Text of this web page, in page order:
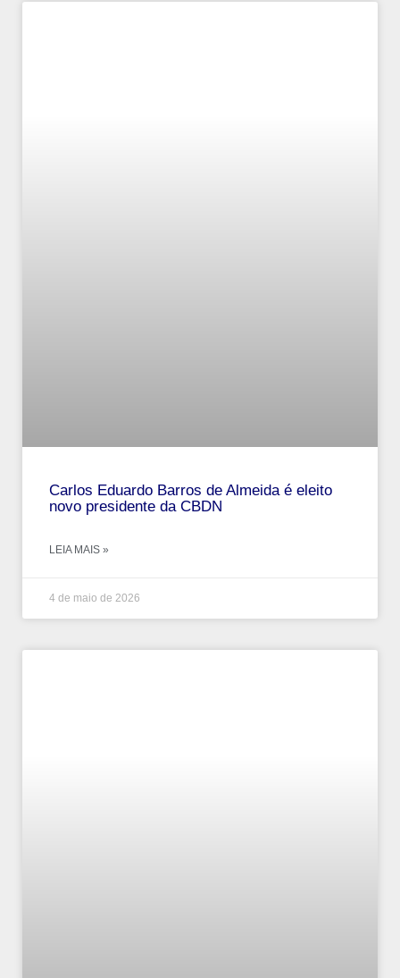
Carlos Eduardo Barros de Almeida é eleito
novo presidente da CBDN
LEIA MAIS »
4 de maio de 2026